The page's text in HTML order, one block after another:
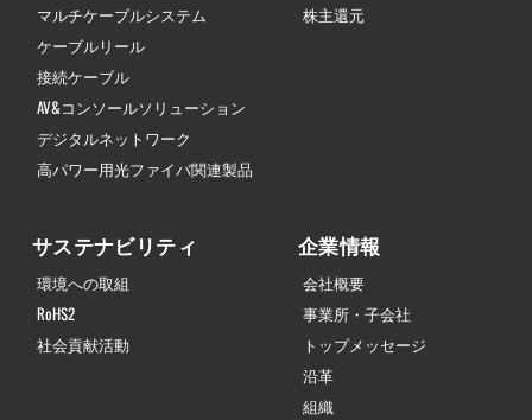
マルチケーブルシステム
ケーブルリール
接続ケーブル
AV&コンソールソリューション
デジタルネットワーク
高パワー用光ファイバ関連製品
株主還元
サステナビリティ
環境への取組
RoHS2
社会貢献活動
企業情報
会社概要
事業所・子会社
トップメッセージ
沿革
組織